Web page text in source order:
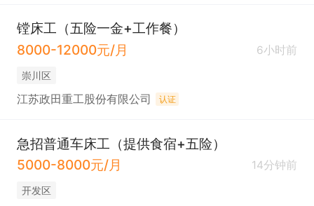
镗床工（五险一金+工作餐）
8000-12000元/月
6小时前
崇川区
江苏政田重工股份有限公司 认证
急招普通车床工（提供食宿+五险）
5000-8000元/月
14分钟前
开发区